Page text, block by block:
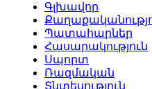
Գլխավոր
Պատահարներ
Հասարակություն
Սպորտ
Ռազմական
Տնտեսություն